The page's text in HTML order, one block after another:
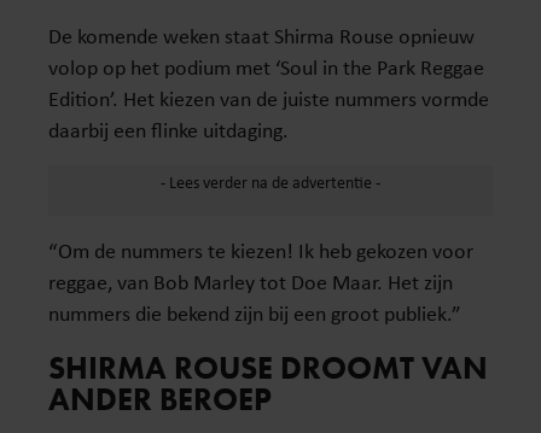
De komende weken staat Shirma Rouse opnieuw
volop op het podium met ‘Soul in the Park Reggae
Edition’. Het kiezen van de juiste nummers vormde
daarbij een flinke uitdaging.
“Om de nummers te kiezen! Ik heb gekozen voor
reggae, van Bob Marley tot Doe Maar. Het zijn
nummers die bekend zijn bij een groot publiek.”
SHIRMA ROUSE DROOMT VAN
ANDER BEROEP